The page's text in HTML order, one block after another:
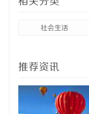
社会生活
推荐资讯